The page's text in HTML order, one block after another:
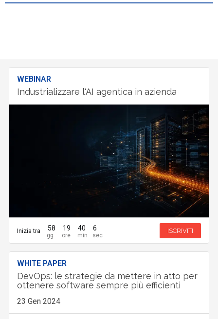
WEBINAR
Industrializzare l'AI agentica in azienda
Inizia tra 58 19 40 4 ISCRIVITI
WHITE PAPER
DevOps: le strategie da mettere in atto per
ottenere software sempre più efficienti
23 Gen 2024